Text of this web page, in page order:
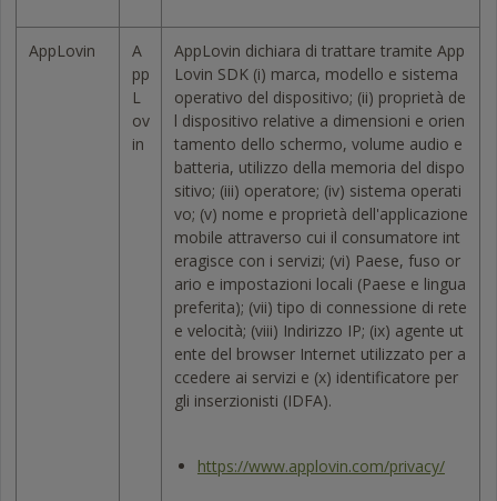
AppLovin
A
pp
L
ov
in
AppLovin dichiara di trattare tramite App
Lovin SDK (i) marca, modello e sistema
operativo del dispositivo; (ii) proprietà de
l dispositivo relative a dimensioni e orien
tamento dello schermo, volume audio e
batteria, utilizzo della memoria del dispo
sitivo; (iii) operatore; (iv) sistema operati
vo; (v) nome e proprietà dell'applicazione
mobile attraverso cui il consumatore int
eragisce con i servizi; (vi) Paese, fuso or
ario e impostazioni locali (Paese e lingua
preferita); (vii) tipo di connessione di rete
e velocità; (viii) Indirizzo IP; (ix) agente ut
ente del browser Internet utilizzato per a
ccedere ai servizi e (x) identificatore per
gli inserzionisti (IDFA).
https://www.applovin.com/privacy/